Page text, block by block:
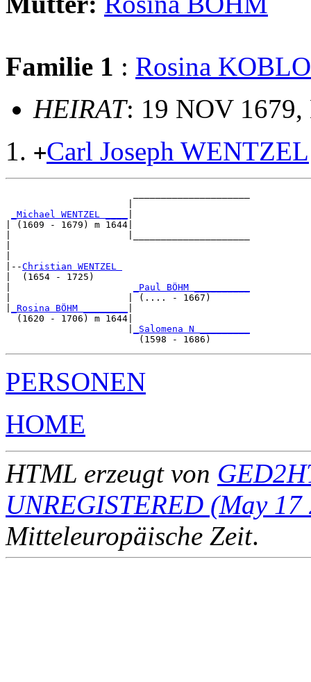
Familie 1 : Rosina
HEIRAT: 19 NOV 1679,
+Carl Joseph WENTZEL
_Michael WENTZEL ____
| (1609 - 1679) m 1644|
|--Christian WENTZEL
|  (1654 - 1725)
_Paul BÖHM __________
|                     | (.... - 1667)
_Rosina BÖHM ________
  (1620 - 1706) m 1644|
_Salomena N _________
PERSONEN
HOME
HTML erzeugt von
UNREGISTERED (May 17
Mitteleuropäische Zeit.